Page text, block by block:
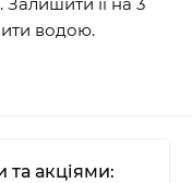
водою.
та акціями: